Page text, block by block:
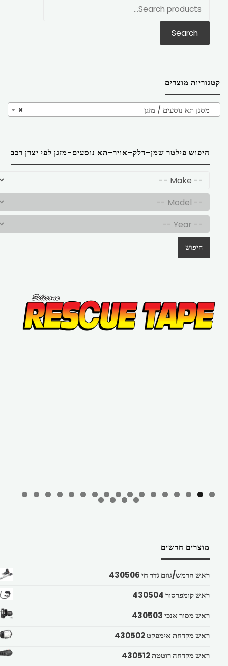
Search
קטגוריות מוצרים
× מסנן תא נוסעים / מזגן
חיפוש פילטר שמן-דלק-אויר-תא נוסעים-מזגן לפי יצרן רכב
חיפוש
מוצרים חדשים
ראש חרמש/גוזם גדר חי 430506
ראש קומפרסור 430504
ראש מסור אנכי 430503
ראש מקדחת אימפקט 430502
ראש מקדחה רוטטת 430512